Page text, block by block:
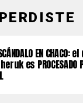
EN
es PROCESADO